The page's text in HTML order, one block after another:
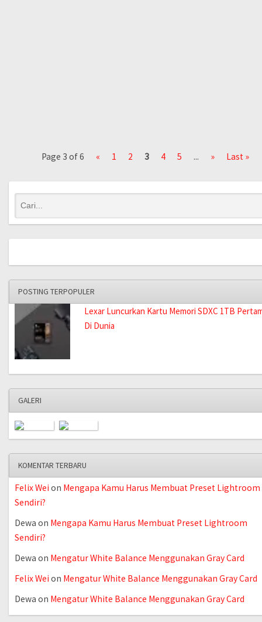
Page 3 of 6 « 1 2 3 4 5 ... » Last »
POSTING TERPOPULER
Lexar Luncurkan Kartu Memori SDXC 1TB
Di Dunia
GALERI
KOMENTAR TERBARU
Felix Wei on Mengapa Kamu Harus Membuat Preset Lightroom
Sendiri?
Dewa on Mengapa Kamu Harus Membuat Preset Lightroom
Sendiri?
Dewa on Mengatur White Balance Menggunakan Gray Card
Felix Wei on Mengatur White Balance Menggunakan Gray Card
Dewa on Mengatur White Balance Menggunakan Gray Card